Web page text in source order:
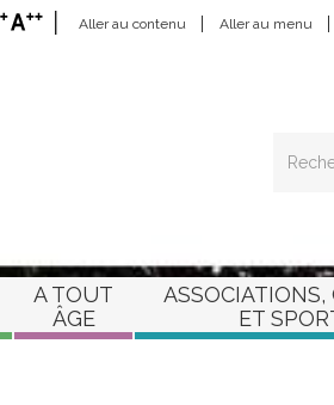
Aller au contenu Aller au menu
A TOUT
ÂGE
ASSOCIATIONS,
ET